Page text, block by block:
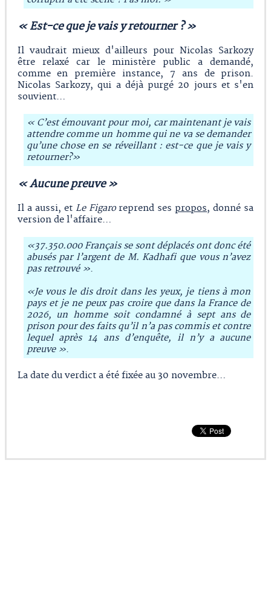
« Est-ce que je vais y retourner ? »
Il vaudrait mieux d'ailleurs pour Nicolas Sarkozy
être relaxé car le ministère public a demandé,
comme en première instance, 7 ans de prison.
Nicolas Sarkozy, qui a déjà purgé 20 jours et s'en
souvient…
« C’est émouvant pour moi, car maintenant je vais
attendre comme un homme qui ne va se demander
qu’une chose en se réveillant : est-ce que je vais y
retourner?»
« Aucune preuve »
Il a aussi, et Le Figaroreprend ses propos, donné sa
version de l'affaire…
«37.350.000 Français se sont déplacés ont donc été
abusés par l’argent de M. Kadhafi que vous n’avez
pas retrouvé ».
«Je vous le dis droit dans les yeux, je tiens à mon
pays et je ne peux pas croire que dans la France de
2026, un homme soit condamné à sept ans de
prison pour des faits qu’il n’a pas commis et contre
lequel après 14 ans d’enquête, il n’y a aucune
preuve ».
La date du verdict a été fixée au 30 novembre…